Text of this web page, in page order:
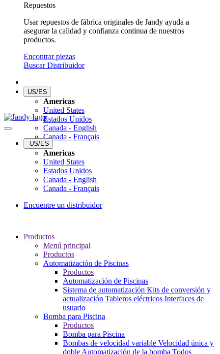
Repuestos
Usar repuestos de fábrica originales de Jandy ayuda a
asegurar la calidad y confianza continua de nuestros
productos.
Encontrar piezas
Buscar Distribuidor
US/ES
Americas
United States
Estados Unidos
Canada - English
Canada - Français
US/ES
Americas
United States
Estados Unidos
Canada - English
Canada - Français
Encuentre un distribuidor
Productos
Menú principal
Productos
Automatización de Piscinas
Productos
Automatización de Piscinas
Sistema de automatización Kits de conversión y
actualización Tableros eléctricos Interfaces de
usuario
Bomba para Piscina
Productos
Bomba para Piscina
Bombas de velocidad variable Velocidad única y
doble Automatización de la bomba Todos